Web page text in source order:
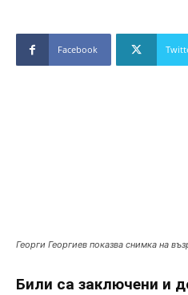
Facebook
Георги Георгиев показва снимка на
Били са заключени и